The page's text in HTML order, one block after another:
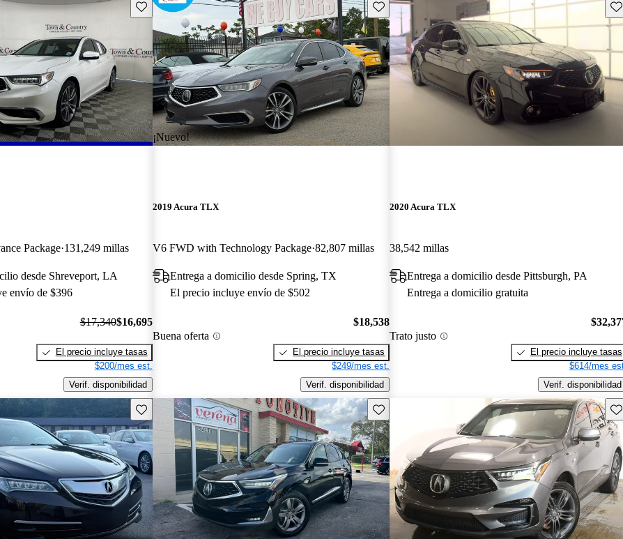
Guarda este Aviso
Package 131,249 millas
desde Shreveport, LA
envío de $396
$17,340$16,695
El precio incluye tasas
$200/mes est.
Verif. disponibilidad
¡Nuevo!
Guarda este Aviso
2019 Acura TLX
V6 FWD with Technology Package 82,807 millas
Entrega a domicilio desde Spring, TX
El precio incluye envío de $502
Buena oferta
$18,538
El precio incluye tasas
$249/mes est.
Verif. disponibilidad
2020 Acura TLX
38,542 millas
Entrega a domicilio desde Pittsburgh, PA
Entrega a domicilio gratuita
Trato justo
El precio incluye tasas
$614/mes
Verif. disponibilidad
Guarda este Aviso Guarda este Aviso